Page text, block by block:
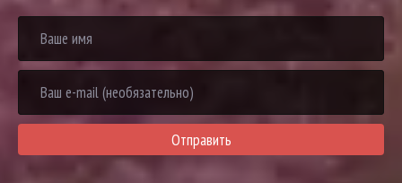
Отправить